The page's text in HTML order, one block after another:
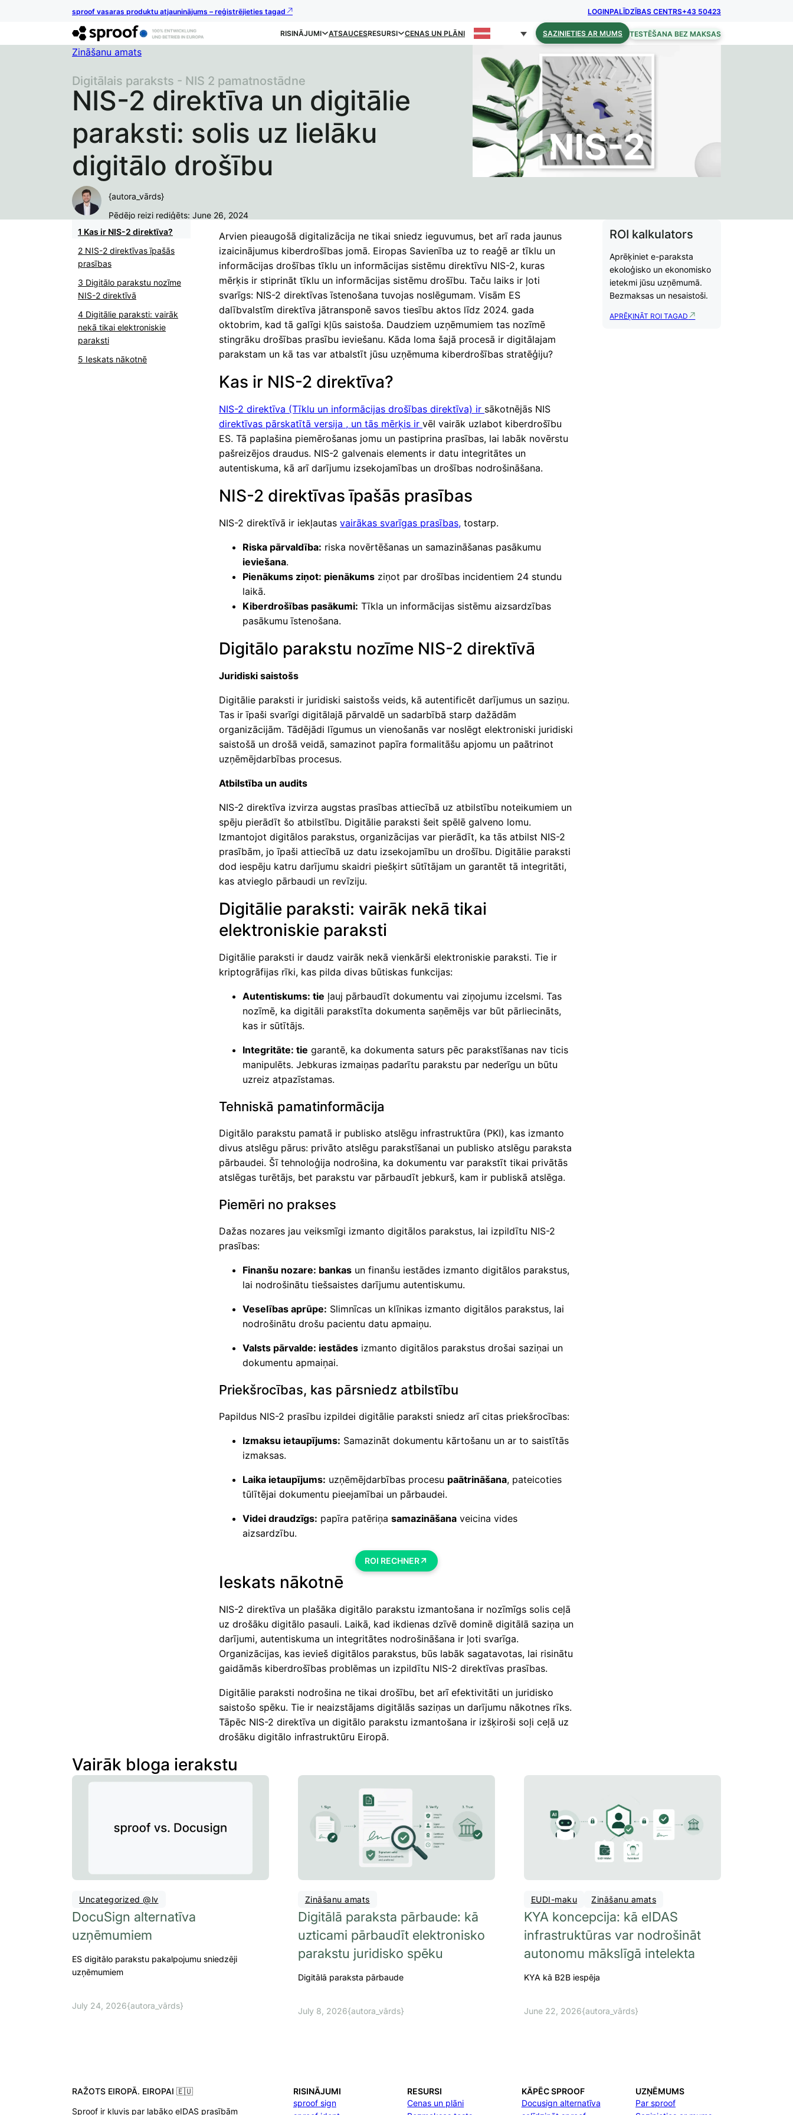
sproof vasaras produktu atjauninājums – reģistrējieties tagad LOGINPALĪDZĪBAS CENTRS+43 50423
RISINĀJUMI ATSAUCESRESURSI CENAS UN PLĀNI SAZINIETIES AR MUMS TESTĒŠANA BEZ MAKSAS
Zināšanu amats
NIS-2 direktīva un digitālie
paraksti: solis uz lielāku
digitālo drošību
Digitālais paraksts - NIS 2 pamatnostādne
{autora_vārds}
Pēdējo reizi rediģēts: June 26, 2024
Kas ir NIS-2 direktīva?
NIS-2 direktīvas īpašās
prasības
Digitālo parakstu nozīme
NIS-2 direktīvā
Digitālie paraksti: vairāk
nekā tikai elektroniskie
paraksti
Ieskats nākotnē
Arvien pieaugošā digitalizācija ne tikai sniedz ieguvumus, bet arī rada jaunus
izaicinājumus kiberdrošības jomā. Eiropas Savienība uz to reaģē ar tīklu un
informācijas drošības tīklu un informācijas sistēmu direktīvu NIS-2, kuras
mērķis ir stiprināt tīklu un informācijas sistēmu drošību. Taču laiks ir ļoti
svarīgs: NIS-2 direktīvas īstenošana tuvojas noslēgumam. Visām ES
dalībvalstīm direktīva jātransponē savos tiesību aktos līdz 2024. gada
oktobrim, kad tā galīgi kļūs saistoša. Daudziem uzņēmumiem tas nozīmē
stingrāku drošības prasību ieviešanu. Kāda loma šajā procesā ir digitālajam
parakstam un kā tas var atbalstīt jūsu uzņēmuma kiberdrošības stratēģiju?
Kas ir NIS-2 direktīva?
NIS-2 direktīva (Tīklu un informācijas drošības direktīva) ir sākotnējās NIS
direktīvas pārskatītā versija , un tās mērķis irvēl vairāk uzlabot kiberdrošību
ES. Tā paplašina piemērošanas jomu un pastiprina prasības, lai labāk novērstu
pašreizējos draudus. NIS-2 galvenais elements ir datu integritātes un
autentiskuma, kā arī darījumu izsekojamības un drošības nodrošināšana.
NIS-2 direktīvas īpašās prasības
NIS-2 direktīvā ir iekļautasvairākas svarīgas prasības, tostarp.
Riska pārvaldība: riska novērtēšanas un samazināšanas pasākumu
ieviešana.
Pienākums ziņot: pienākums ziņot par drošības incidentiem 24 stundu
laikā.
Kiberdrošības pasākumi: Tīkla un informācijas sistēmu aizsardzības
pasākumu īstenošana.
Digitālo parakstu nozīme NIS-2 direktīvā
Juridiski saistošs
Digitālie paraksti ir juridiski saistošs veids, kā autentificēt darījumus un saziņu.
Tas ir īpaši svarīgi digitālajā pārvaldē un sadarbībā starp dažādām
organizācijām. Tādējādi līgumus un vienošanās var noslēgt elektroniski juridiski
saistošā un drošā veidā, samazinot papīra formalitāšu apjomu un paātrinot
uzņēmējdarbības procesus.
Atbilstība un audits
NIS-2 direktīva izvirza augstas prasības attiecībā uz atbilstību noteikumiem un
spēju pierādīt šo atbilstību. Digitālie paraksti šeit spēlē galveno lomu.
Izmantojot digitālos parakstus, organizācijas var pierādīt, ka tās atbilst NIS-2
prasībām, jo īpaši attiecībā uz datu izsekojamību un drošību. Digitālie paraksti
dod iespēju katru darījumu skaidri piešķirt sūtītājam un garantēt tā integritāti,
kas atvieglo pārbaudi un revīziju.
Digitālie paraksti: vairāk nekā tikai
elektroniskie paraksti
Digitālie paraksti ir daudz vairāk nekā vienkārši elektroniskie paraksti. Tie ir
kriptogrāfijas rīki, kas pilda divas būtiskas funkcijas:
Autentiskums: tie ļauj pārbaudīt dokumentu vai ziņojumu izcelsmi. Tas
nozīmē, ka digitāli parakstīta dokumenta saņēmējs var būt pārliecināts,
kas ir sūtītājs.
Integritāte: tie garantē, ka dokumenta saturs pēc parakstīšanas nav ticis
manipulēts. Jebkuras izmaiņas padarītu parakstu par nederīgu un būtu
uzreiz atpazīstamas.
Tehniskā pamatinformācija
Digitālo parakstu pamatā ir publisko atslēgu infrastruktūra (PKI), kas izmanto
divus atslēgu pārus: privāto atslēgu parakstīšanai un publisko atslēgu paraksta
pārbaudei. Šī tehnoloģija nodrošina, ka dokumentu var parakstīt tikai privātās
atslēgas turētājs, bet parakstu var pārbaudīt jebkurš, kam ir publiskā atslēga.
Piemēri no prakses
Dažas nozares jau veiksmīgi izmanto digitālos parakstus, lai izpildītu NIS-2
prasības:
Finanšu nozare: bankas un finanšu iestādes izmanto digitālos parakstus,
lai nodrošinātu tiešsaistes darījumu autentiskumu.
Veselības aprūpe: Slimnīcas un klīnikas izmanto digitālos parakstus, lai
nodrošinātu drošu pacientu datu apmaiņu.
Valsts pārvalde: iestādes izmanto digitālos parakstus drošai saziņai un
dokumentu apmaiņai.
Priekšrocības, kas pārsniedz atbilstību
Papildus NIS-2 prasību izpildei digitālie paraksti sniedz arī citas priekšrocības:
Izmaksu ietaupījums: Samazināt dokumentu kārtošanu un ar to saistītās
izmaksas.
Laika ietaupījums: uzņēmējdarbības procesu paātrināšana, pateicoties
tūlītējai dokumentu pieejamībai un pārbaudei.
Videi draudzīgs: papīra patēriņasamazināšana veicina vides
aizsardzību.
ROI RECHNER
Ieskats nākotnē
NIS-2 direktīva un plašāka digitālo parakstu izmantošana ir nozīmīgs solis ceļā
uz drošāku digitālo pasauli. Laikā, kad ikdienas dzīvē dominē digitālā saziņa un
darījumi, autentiskuma un integritātes nodrošināšana ir ļoti svarīga.
Organizācijas, kas ievieš digitālos parakstus, būs labāk sagatavotas, lai risinātu
gaidāmās kiberdrošības problēmas un izpildītu NIS-2 direktīvas prasības.
Digitālie paraksti nodrošina ne tikai drošību, bet arī efektivitāti un juridisko
saistošo spēku. Tie ir neaizstājams digitālās saziņas un darījumu nākotnes rīks.
Tāpēc NIS-2 direktīva un digitālo parakstu izmantošana ir izšķiroši soļi ceļā uz
drošāku digitālo infrastruktūru Eiropā.
ROI kalkulators
Aprēķiniet e-paraksta
ekoloģisko un ekonomisko
ietekmi jūsu uzņēmumā.
Bezmaksas un nesaistoši.
APRĒĶINĀT ROI TAGAD
Vairāk bloga ierakstu
Uncategorized @lv
DocuSign alternatīva
uzņēmumiem
ES digitālo parakstu pakalpojumu sniedzēji
uzņēmumiem
July 24, 2026{autora_vārds}
Zināšanu amats
Digitālā paraksta pārbaude: kā
uzticami pārbaudīt elektronisko
parakstu juridisko spēku
Digitālā paraksta pārbaude
July 8, 2026{autora_vārds}
EUDI-maku Zināšanu amats
KYA koncepcija: kā eIDAS
infrastruktūras var nodrošināt
autonomu mākslīgā intelekta
KYA kā B2B iespēja
June 22, 2026{autora_vārds}
RAŽOTS EIROPĀ. EIROPAI 🇪🇺
Sproof ir kļuvis par labāko eIDAS prasībām
RISINĀJUMI
sproof sign
RESURSI
Cenas un plāni
KĀPĒC SPROOF
Docusign alternatīva
UZŅĒMUMS
Par sproof